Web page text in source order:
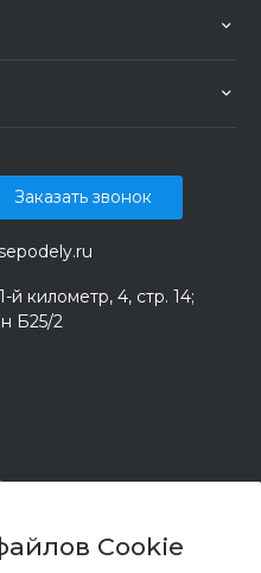
Cookie
километр, 4, стр. 14;
Б25/2
Заказать звонок